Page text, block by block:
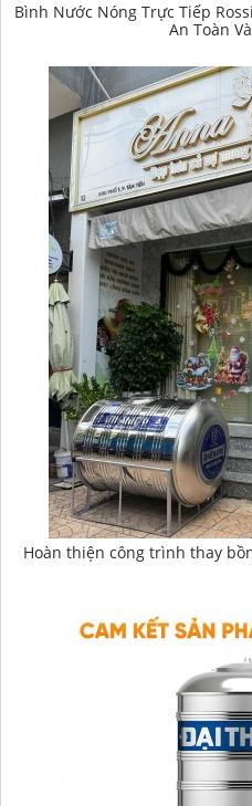
Bình Nước Nóng Trực Tiếp
An Toàn
Hoàn thiện công trình thay